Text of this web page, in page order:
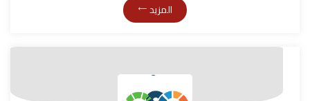
المزيد